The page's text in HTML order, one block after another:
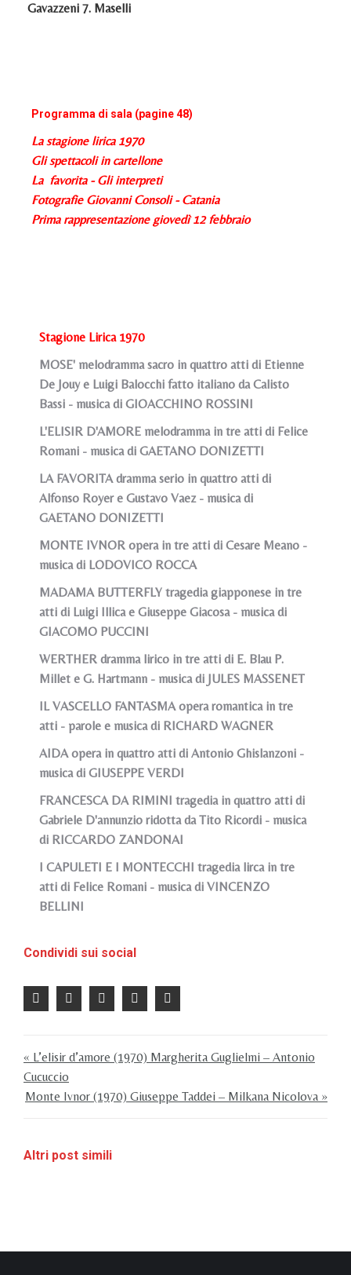
Gavazzeni 7. Maselli
Programma di sala (pagine 48)
La stagione lirica 1970
Gli spettacoli in cartellone
La favorita - Gli interpreti
Fotografie Giovanni Consoli - Catania
Prima rappresentazione giovedì 12 febbraio
Stagione Lirica 1970
MOSE' melodramma sacro in quattro atti di Etienne
De Jouy e Luigi Balocchi fatto italiano da Calisto
Bassi - musica di GIOACCHINO ROSSINI
L'ELISIR D'AMORE melodramma in tre atti di Felice
Romani - musica di GAETANO DONIZETTI
LA FAVORITA dramma serio in quattro atti di
Alfonso Royer e Gustavo Vaez - musica di
GAETANO DONIZETTI
MONTE IVNOR opera in tre atti di Cesare Meano -
musica di LODOVICO ROCCA
MADAMA BUTTERFLY tragedia giapponese in tre
atti di Luigi Illica e Giuseppe Giacosa - musica di
GIACOMO PUCCINI
WERTHER dramma lirico in tre atti di E. Blau P.
Millet e G. Hartmann - musica di JULES MASSENET
IL VASCELLO FANTASMA opera romantica in tre
atti - parole e musica di RICHARD WAGNER
AIDA opera in quattro atti di Antonio Ghislanzoni -
musica di GIUSEPPE VERDI
FRANCESCA DA RIMINI tragedia in quattro atti di
Gabriele D'annunzio ridotta da Tito Ricordi - musica
di RICCARDO ZANDONAI
I CAPULETI E I MONTECCHI tragedia lirca in tre
atti di Felice Romani - musica di VINCENZO
BELLINI
Condividi sui social
« L’elisir d’amore (1970) Margherita Guglielmi – Antonio
Cucuccio
Monte Ivnor (1970) Giuseppe Taddei – Milkana Nicolova »
Altri post simili